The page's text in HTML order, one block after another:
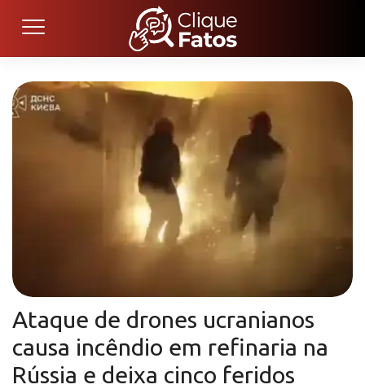
Ataque de drones ucranianos
causa incêndio em refinaria na
Rússia e deixa cinco feridos